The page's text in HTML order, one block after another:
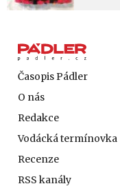
Časopis Pádler
O nás
Redakce
Vodácká termínovka
Recenze
RSS kanály